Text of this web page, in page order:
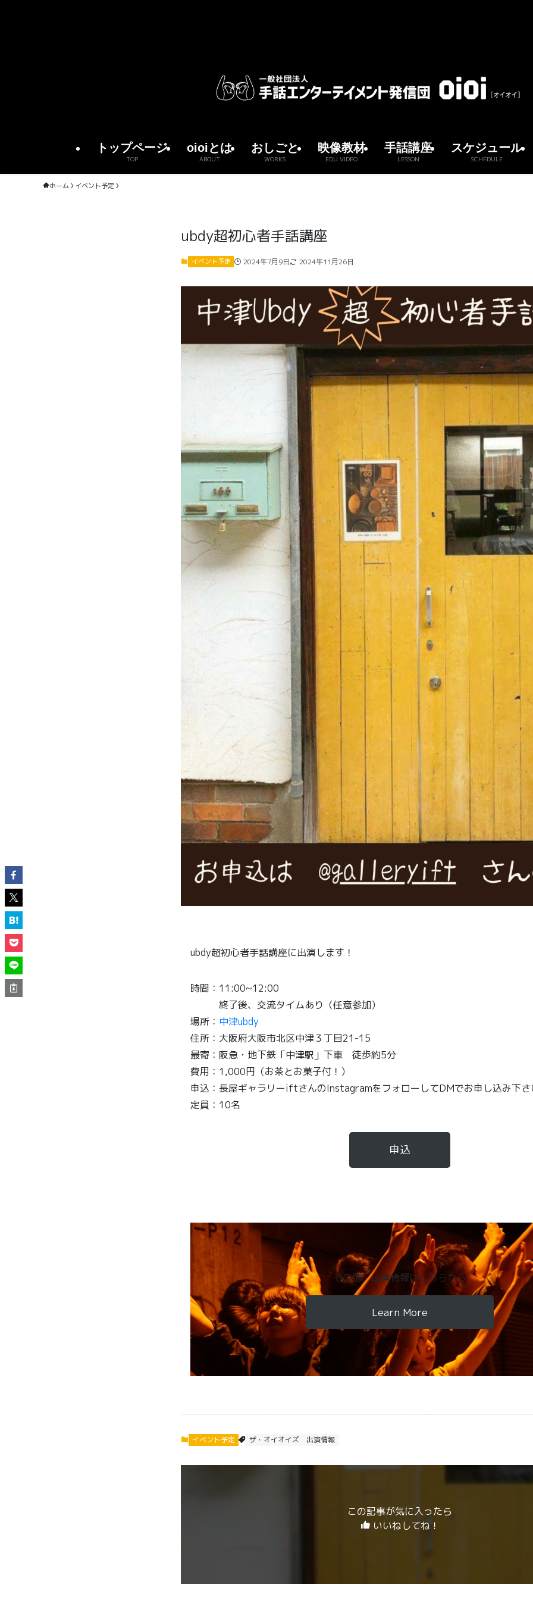
トップページ
TOP
oioiとは
ABOUT
おしごと
WORKS
映像教材
EDU VIDEO
手話講座
LESSON
スケジュール
SCHEDULE
ホーム イベント予定
ubdy超初心者手話講座
イベント予定 2024年7月9日 2024年11月26日
ubdy超初心者手話講座に出演します！
時間：11:00~12:00
終了後、交流タイムあり（任意参加）
場所： 中津ubdy
住所：大阪府大阪市北区中津３丁目21-15
最寄：阪急・地下鉄「中津駅」下車 徒歩約5分
費用：1,000円（お茶とお菓子付！）
申込：長屋ギャラリーiftさんのInstagramをフォローしてDMでお申し込み下さ
定員：10名
申込
その他、出演情報はこちらから
Learn More
イベント予定 ザ・オイオイズ 出演情報
この記事が気に入ったら
いいねしてね！